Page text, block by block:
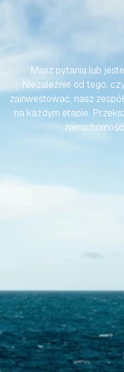
Masz pytania lub
Niezależnie od tego,
zainwestować, nasz
na każdym etapie.